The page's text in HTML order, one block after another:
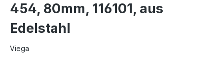
454, 80mm, 116101, aus
Edelstahl
Viega